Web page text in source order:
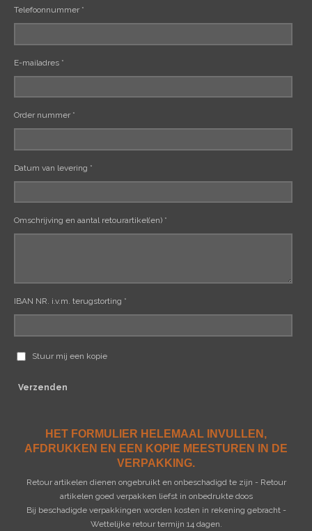
Telefoonnummer *
E-mailadres *
Order nummer *
Datum van levering *
Omschrijving en aantal retourartikel(en) *
IBAN NR. i.v.m. terugstorting *
Stuur mij een kopie
Verzenden
HET FORMULIER HELEMAAL INVULLEN,
AFDRUKKEN EN EEN KOPIE MEESTUREN IN DE
VERPAKKING.
Retour artikelen dienen ongebruikt en onbeschadigd te zijn - Retour
artikelen goed verpakken liefst in onbedrukte doos
Bij beschadigde verpakkingen worden kosten in rekening gebracht -
Wettelijke retour termijn 14 dagen.